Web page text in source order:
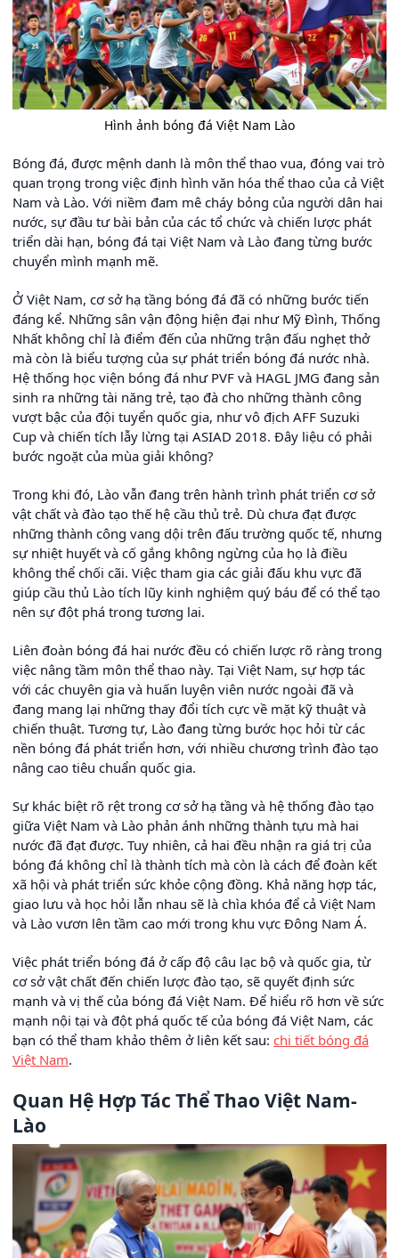
Hình ảnh bóng đá Việt Nam Lào
Bóng đá, được mệnh danh là môn thể thao vua, đóng vai trò
quan trọng trong việc định hình văn hóa thể thao của cả Việt
Nam và Lào. Với niềm đam mê cháy bỏng của người dân hai
nước, sự đầu tư bài bản của các tổ chức và chiến lược phát
triển dài hạn, bóng đá tại Việt Nam và Lào đang từng bước
chuyển mình mạnh mẽ.
Ở Việt Nam, cơ sở hạ tầng bóng đá đã có những bước tiến
đáng kể. Những sân vận động hiện đại như Mỹ Đình, Thống
Nhất không chỉ là điểm đến của những trận đấu nghẹt thở
mà còn là biểu tượng của sự phát triển bóng đá nước nhà.
Hệ thống học viện bóng đá như PVF và HAGL JMG đang sản
sinh ra những tài năng trẻ, tạo đà cho những thành công
vượt bậc của đội tuyển quốc gia, như vô địch AFF Suzuki
Cup và chiến tích lẫy lừng tại ASIAD 2018. Đây liệu có phải
bước ngoặt của mùa giải không?
Trong khi đó, Lào vẫn đang trên hành trình phát triển cơ sở
vật chất và đào tạo thế hệ cầu thủ trẻ. Dù chưa đạt được
những thành công vang dội trên đấu trường quốc tế, nhưng
sự nhiệt huyết và cố gắng không ngừng của họ là điều
không thể chối cãi. Việc tham gia các giải đấu khu vực đã
giúp cầu thủ Lào tích lũy kinh nghiệm quý báu để có thể tạo
nên sự đột phá trong tương lai.
Liên đoàn bóng đá hai nước đều có chiến lược rõ ràng trong
việc nâng tầm môn thể thao này. Tại Việt Nam, sự hợp tác
với các chuyên gia và huấn luyện viên nước ngoài đã và
đang mang lại những thay đổi tích cực về mặt kỹ thuật và
chiến thuật. Tương tự, Lào đang từng bước học hỏi từ các
nền bóng đá phát triển hơn, với nhiều chương trình đào tạo
nâng cao tiêu chuẩn quốc gia.
Sự khác biệt rõ rệt trong cơ sở hạ tầng và hệ thống đào tạo
giữa Việt Nam và Lào phản ánh những thành tựu mà hai
nước đã đạt được. Tuy nhiên, cả hai đều nhận ra giá trị của
bóng đá không chỉ là thành tích mà còn là cách để đoàn kết
xã hội và phát triển sức khỏe cộng đồng. Khả năng hợp tác,
giao lưu và học hỏi lẫn nhau sẽ là chìa khóa để cả Việt Nam
và Lào vươn lên tầm cao mới trong khu vực Đông Nam Á.
Việc phát triển bóng đá ở cấp độ câu lạc bộ và quốc gia, từ
cơ sở vật chất đến chiến lược đào tạo, sẽ quyết định sức
mạnh và vị thế của bóng đá Việt Nam. Để hiểu rõ hơn về sức
mạnh nội tại và đột phá quốc tế của bóng đá Việt Nam, các
bạn có thể tham khảo thêm ở liên kết sau: chi tiết bóng đá
Việt Nam.
Quan Hệ Hợp Tác Thể Thao Việt Nam-
Lào